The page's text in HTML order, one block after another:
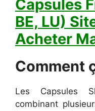
Capsules
BE, LU)
Acheter
Comment
Les Capsules
combinant